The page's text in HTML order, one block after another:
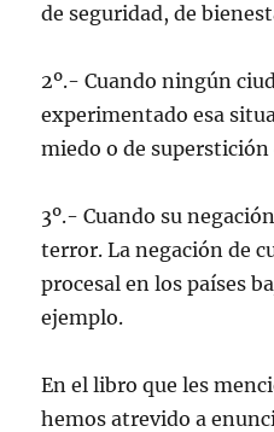
de seguridad, de
2º.- Cuando ningún
experimentado esa
miedo o de superstición
3º.- Cuando su
terror. La negación de
procesal en los países
ejemplo.
En el libro que les
hemos atrevido a